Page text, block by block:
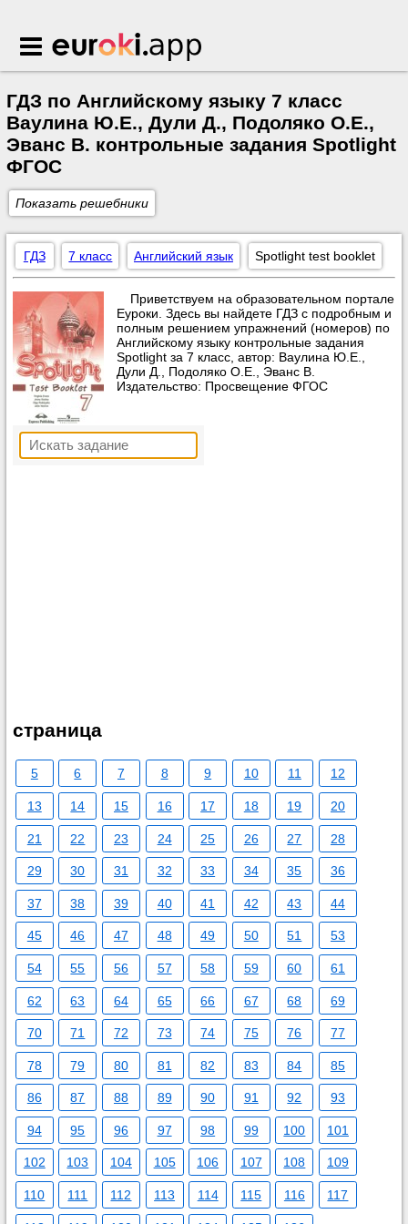
Euroki.app
ГДЗ по Английскому языку 7 класс
Ваулина Ю.Е., Дули Д., Подоляко О.Е.,
Эванс В. контрольные задания Spotlight
ФГОС
Показать решебники
ГДЗ 7 класс Английский язык Spotlight test booklet
Приветствуем на образовательном портале
Еуроки. Здесь вы найдете ГДЗ с подробным и
полным решением упражнений (номеров) по
Английскому языку контрольные задания
Spotlight за 7 класс, автор: Ваулина Ю.Е.,
Дули Д., Подоляко О.Е., Эванс В.
Издательство: Просвещение ФГОС
страница
5 6 7 8 9 10 11 12
13 14 15 16 17 18 19 20
21 22 23 24 25 26 27 28
29 30 31 32 33 34 35 36
37 38 39 40 41 42 43 44
45 46 47 48 49 50 51 53
54 55 56 57 58 59 60 61
62 63 64 65 66 67 68 69
70 71 72 73 74 75 76 77
78 79 80 81 82 83 84 85
86 87 88 89 90 91 92 93
94 95 96 97 98 99 100 101
102 103 104 105 106 107 108 109
110 111 112 113 114 115 116 117